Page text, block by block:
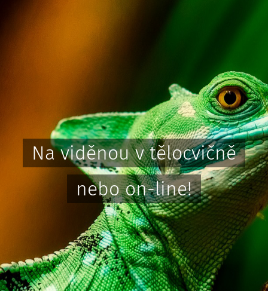
Na viděnou v tělocvičně
nebo on-line!